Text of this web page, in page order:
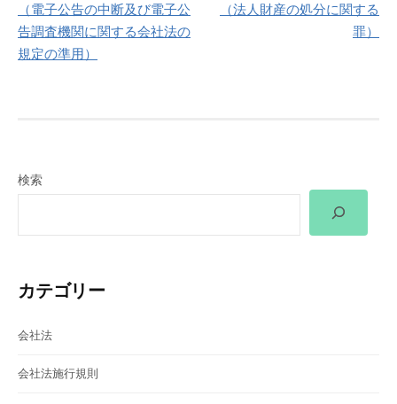
ナ
ビ
シ
ン
（電子公告の中断及び電子公
告調査機関に関する会社法の
規定の準用）
（法人財産の処分に関する
罪）
検索
カテゴリー
会社法
会社法施行規則